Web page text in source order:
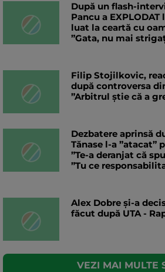
După un flash-
Pancu a
luat la ceartă cu
”Gata, nu mai
Filip Stojilkovic,
după controversa
”Arbitrul știe că a
Dezbatere aprinsă
Tănase l-a ”atacat”
”Te-a deranjat că
”Tu ce
Alex Dobre și-a
făcut după UTA -
VEZI MAI MULTE